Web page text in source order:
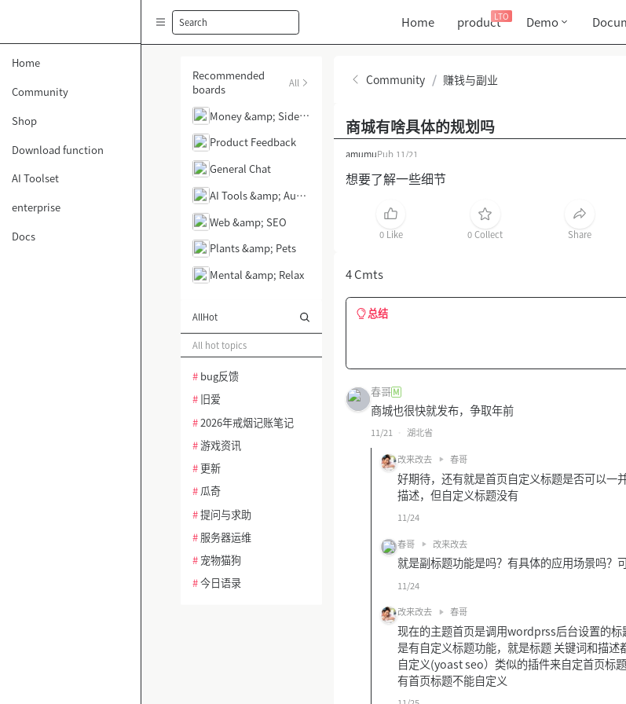
Home
Community
Shop
Download function
AI Toolset
enterprise
Docs
Search Home productLTO Demo
商城有啥具体的规划吗
amumuPub 11/21
想要了解一些细节
0 Like 0 Collect Share
4 Cmts
总结
春哥 M
商城也很快就发布，争取年前
11/21 湖北省
改来改去 春哥
好期待，还有就是首页自定义标题是否可以一
描述，但自定义标题没有
11/24
春哥 改来改去
就是副标题功能是吗？有具体的应用场景吗？
11/24
改来改去 春哥
现在的主题首页是调用wordprss后台设置的
是有自定义标题功能，就是标题 关键词和描
自定义(yoast seo）类似的插件来自定首页标
有首页标题不能自定义
Community / 赚钱与副业
Recommended
boards
All
Money &amp; Side H
Product Feedback
General Chat
AI Tools &amp; Auto
Web &amp; SEO
Plants &amp; Pets
Mental &amp; Relax
AllHot
All hot topics
#bug反馈
#旧爱
#2026年戒烟记账笔记
#游戏资讯
#更新
#瓜奇
#提问与求助
#服务器运维
#宠物猫狗
#今日语录